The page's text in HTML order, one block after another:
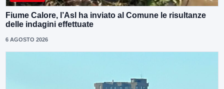
Fiume Calore, l’Asl ha inviato al Comune le risultanze
delle indagini effettuate
6 AGOSTO 2026